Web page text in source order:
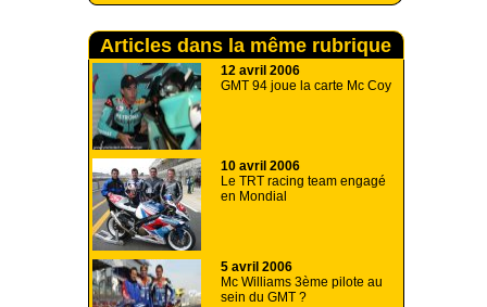
Articles dans la même rubrique
12 avril 2006
GMT 94 joue la carte Mc Coy
10 avril 2006
Le TRT racing team engagé
en Mondial
5 avril 2006
Mc Williams 3ème pilote au
sein du GMT ?